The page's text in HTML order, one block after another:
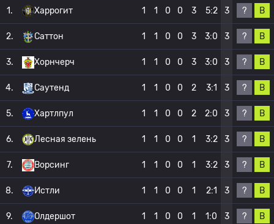
1. Харрогит 1 1 0 0 3 5:2 3 ? В
2. Саттон 1 1 0 0 3 3:0 3 ? В
3. Хорнчерч 1 1 0 0 3 3:0 3 ? В
4. Саутенд 1 1 0 0 2 3:1 3 ? В
5. Хартлпул 1 1 0 0 2 2:0 3 ? В
6. Лесная зелень 1 1 0 0 1 3:2 3 ? В
7. Ворсинг 1 1 0 0 1 3:2 3 ? В
8. Истли 1 1 0 0 1 2:1 3 ? В
9. Олдершот 1 1 0 0 1 1:0 3 ? В